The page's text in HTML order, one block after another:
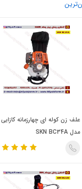
علف زن کوله ای چهارزمانه کازایی
مدل SKN BC34A